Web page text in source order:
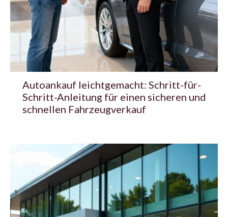
Autoankauf leichtgemacht: Schritt-für-
Schritt-Anleitung für einen sicheren und
schnellen Fahrzeugverkauf